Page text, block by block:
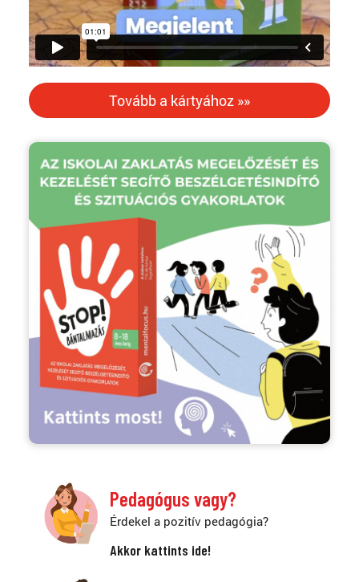
Tovább a kártyához »»
Pedagógus vagy?
Érdekel a pozitív pedagógia?
Akkor kattints ide!